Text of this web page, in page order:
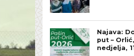
Najava:
put –
nedjelja,